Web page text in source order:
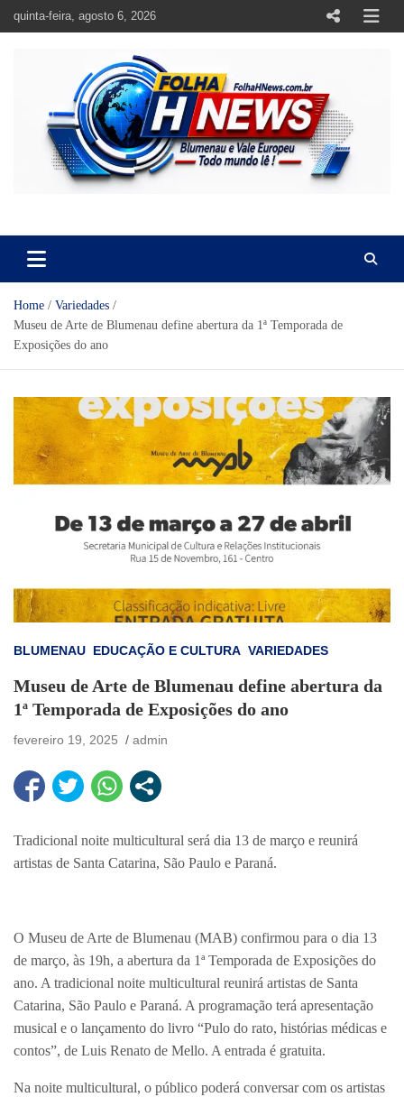
quinta-feira, agosto 6, 2026
Home
Variedades
Museu de Arte de Blumenau define abertura da 1ª Temporada de
Exposições do ano
BLUMENAU EDUCAÇÃO E CULTURA VARIEDADES
Museu de Arte de Blumenau define abertura da
1ª Temporada de Exposições do ano
fevereiro 19, 2025 admin
Tradicional noite multicultural será dia 13 de março e reunirá
artistas de Santa Catarina, São Paulo e Paraná.
O Museu de Arte de Blumenau (MAB) confirmou para o dia 13
de março, às 19h, a abertura da 1ª Temporada de Exposições do
ano. A tradicional noite multicultural reunirá artistas de Santa
Catarina, São Paulo e Paraná. A programação terá apresentação
musical e o lançamento do livro “Pulo do rato, histórias médicas e
contos”, de Luis Renato de Mello. A entrada é gratuita.
Na noite multicultural, o público poderá conversar com os artistas